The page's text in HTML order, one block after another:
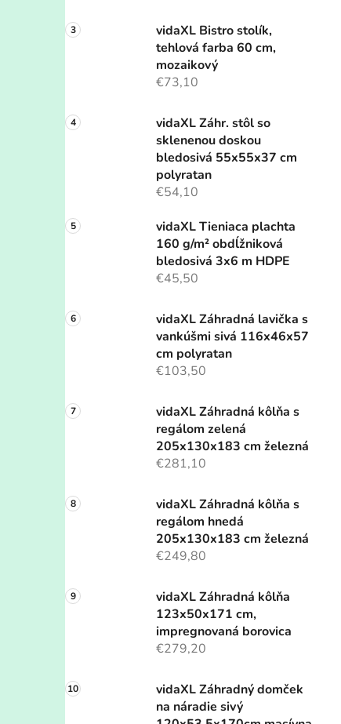
vidaXL Bistro stolík,
tehlová farba 60 cm,
mozaikový
€73,10
vidaXL Záhr. stôl so
sklenenou doskou
bledosivá 55x55x37 cm
polyratan
€54,10
vidaXL Tieniaca plachta
160 g/m² obdĺžniková
bledosivá 3x6 m HDPE
€45,50
vidaXL Záhradná lavička s
vankúšmi sivá 116x46x57
cm polyratan
€103,50
vidaXL Záhradná kôlňa s
regálom zelená
205x130x183 cm železná
€281,10
vidaXL Záhradná kôlňa s
regálom hnedá
205x130x183 cm železná
€249,80
vidaXL Záhradná kôlňa
123x50x171 cm,
impregnovaná borovica
€279,20
vidaXL Záhradný domček
na náradie sivý